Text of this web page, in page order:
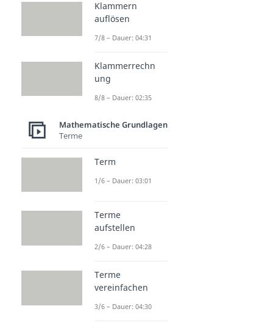
Klammern
auflösen
7/8 – Dauer: 04:31
Klammerrechn
ung
8/8 – Dauer: 02:35
Mathematische Grundlagen
Terme
Term
1/6 – Dauer: 03:01
Terme
aufstellen
2/6 – Dauer: 04:28
Terme
vereinfachen
3/6 – Dauer: 04:30